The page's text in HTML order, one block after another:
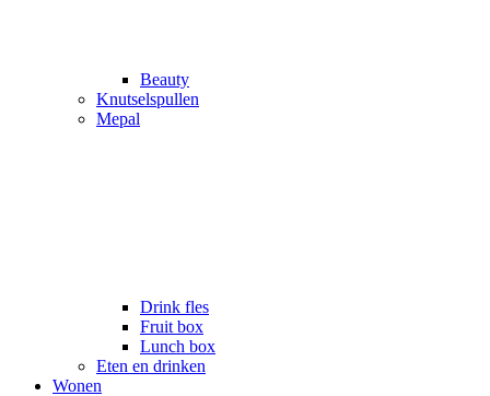
Beauty
Knutselspullen
Mepal
Drink fles
Fruit box
Lunch box
Eten en drinken
Wonen